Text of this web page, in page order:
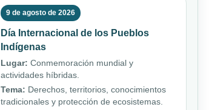
9 de agosto de 2026
Día Internacional de los Pueblos
Indígenas
Lugar: Conmemoración mundial y
actividades híbridas.
Tema: Derechos, territorios, conocimientos
tradicionales y protección de ecosistemas.